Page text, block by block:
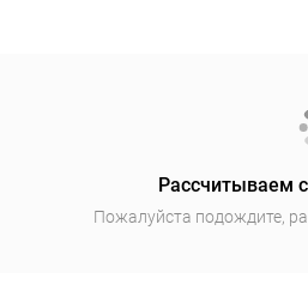
Рассчитываем
Пожалуйста подождите,